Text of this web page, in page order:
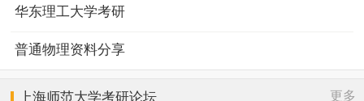
华东理工大学考研
普通物理资料分享
上海师范大学考研论坛 更多